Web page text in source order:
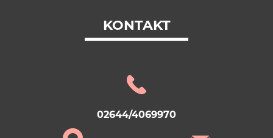
KONTAKT
02644/4069970